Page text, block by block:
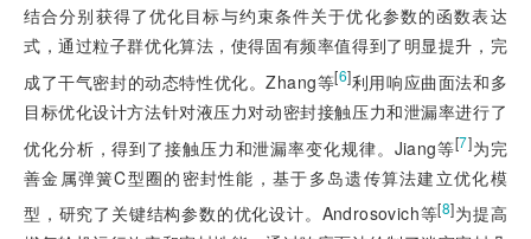
结合分别获得了优化目标与约束条件关于优化参数的函数表达
式，通过粒子群优化算法，使得固有频率值得到了明显提升，完
成了干气密封的动态特性优化。Zhang等[6]利用响应曲面法和多
目标优化设计方法针对液压力对动密封接触压力和泄漏率进行了
优化分析，得到了接触压力和泄漏率变化规律。Jiang等[7]为完
善金属弹簧C型圈的密封性能，基于多岛遗传算法建立优化模
型，研究了关键结构参数的优化设计。Androsovich等[8]为提高